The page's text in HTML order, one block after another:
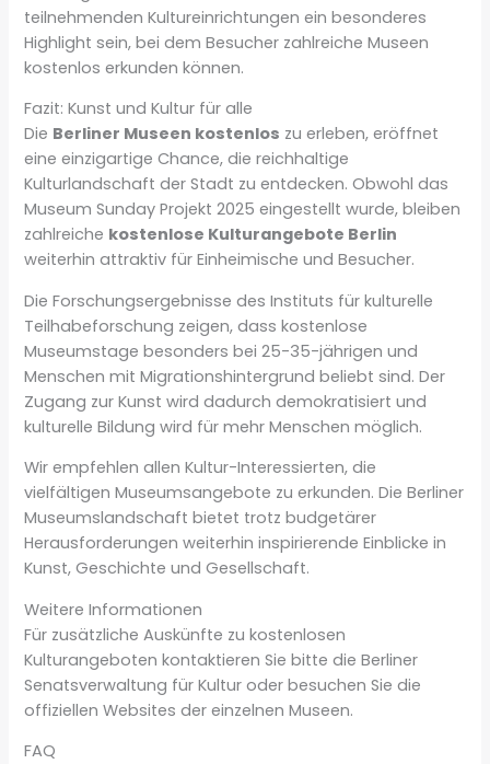
teilnehmenden Kultureinrichtungen ein besonderes
Highlight sein, bei dem Besucher zahlreiche Museen
kostenlos erkunden können.
Fazit: Kunst und Kultur für alle
Die Berliner Museen kostenlos zu erleben, eröffnet
eine einzigartige Chance, die reichhaltige
Kulturlandschaft der Stadt zu entdecken. Obwohl das
Museum Sunday Projekt 2025 eingestellt wurde, bleiben
zahlreiche kostenlose Kulturangebote Berlin
weiterhin attraktiv für Einheimische und Besucher.
Die Forschungsergebnisse des Instituts für kulturelle
Teilhabeforschung zeigen, dass kostenlose
Museumstage besonders bei 25-35-jährigen und
Menschen mit Migrationshintergrund beliebt sind. Der
Zugang zur Kunst wird dadurch demokratisiert und
kulturelle Bildung wird für mehr Menschen möglich.
Wir empfehlen allen Kultur-Interessierten, die
vielfältigen Museumsangebote zu erkunden. Die Berliner
Museumslandschaft bietet trotz budgetärer
Herausforderungen weiterhin inspirierende Einblicke in
Kunst, Geschichte und Gesellschaft.
Weitere Informationen
Für zusätzliche Auskünfte zu kostenlosen
Kulturangeboten kontaktieren Sie bitte die Berliner
Senatsverwaltung für Kultur oder besuchen Sie die
offiziellen Websites der einzelnen Museen.
FAQ